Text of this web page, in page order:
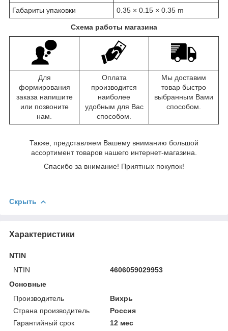
Габариты упаковки
0.35 × 0.15 × 0.35 m
Схема работы магазина
Для
формирования
заказа напишите
или позвоните
нам.
Оплата
производится
наиболее
удобным для Вас
способом.
Мы доставим
товар быстро
выбранным Вами
способом.
Также, представляем Вашему вниманию большой
ассортимент товаров нашего интернет-магазина.
Спасибо за внимание! Приятных покупок!
Скрыть
Характеристики
NTIN
NTIN
4606059029953
Основные
Производитель
Вихрь
Страна производитель
Россия
Гарантийный срок
12 мес